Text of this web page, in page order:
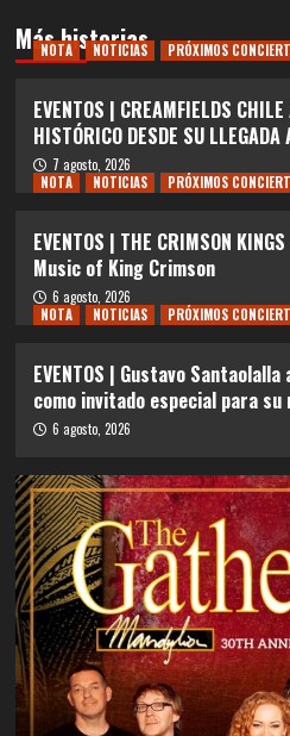
Más historias
NOTA NOTICIAS PRÓXIMOS
EVENTOS | CREAMFIELDS
HISTÓRICO DESDE SU
7 agosto, 2026
NOTA
NOTICIAS PRÓXIMOS
EVENTOS | THE CRIMSON
Music of King Crimson
6 agosto, 2026
NOTA
NOTICIAS PRÓXIMOS
EVENTOS | Gustavo
como invitado especial para su
6 agosto, 2026